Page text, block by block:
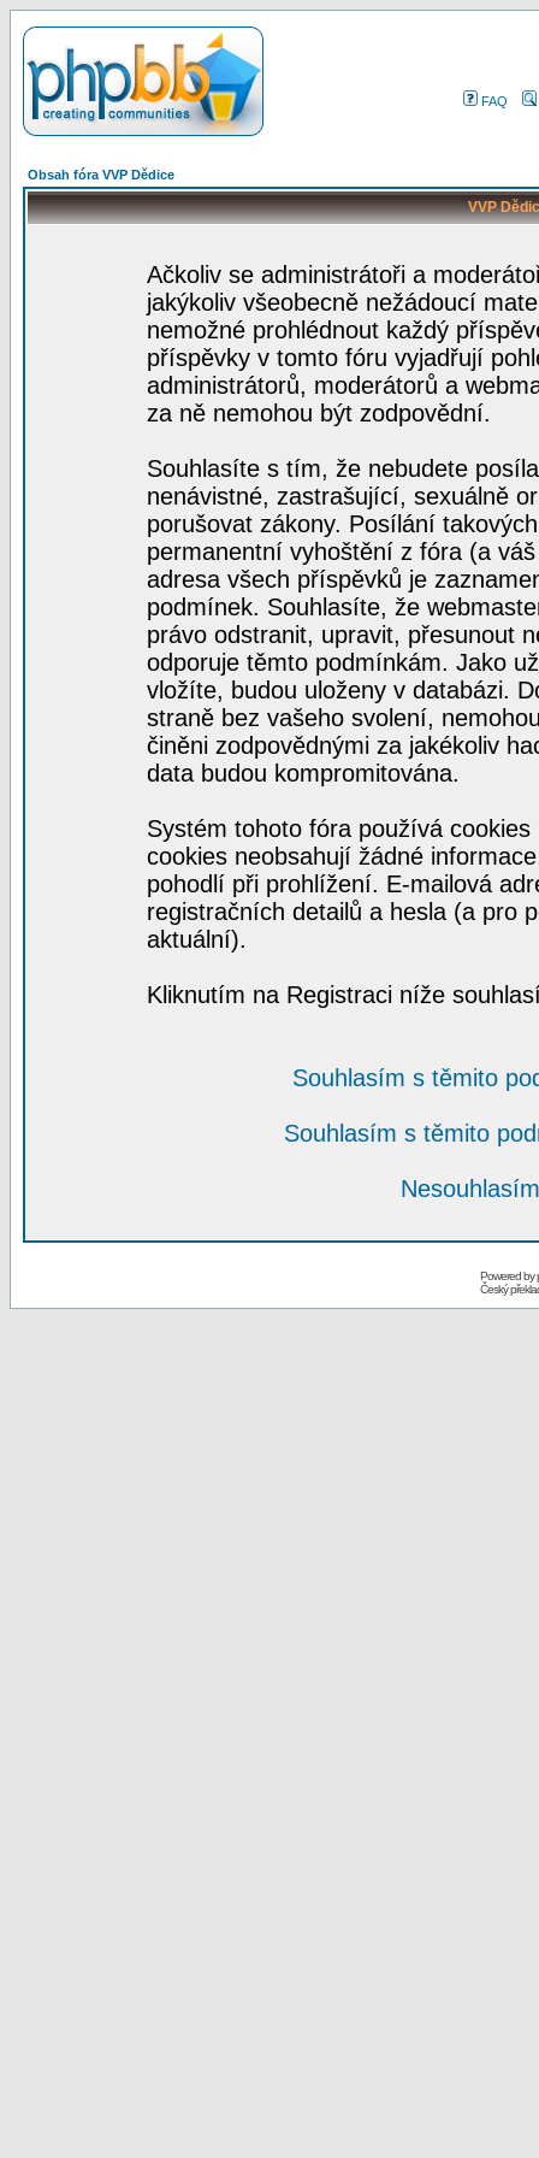
FAQ
Obsah fóra VVP Dědice
VVP
Ačkoliv se administrátoři a
jakýkoliv všeobecně nežádoucí
nemožné prohlédnout každý
příspěvky v tomto fóru vyjadřují
administrátorů, moderátorů a
za ně nemohou být zodpovědní.
Souhlasíte s tím, že nebudete
nenávistné, zastrašující, sexuálně
porušovat zákony. Posílání
permanentní vyhoštění z fóra (a
adresa všech příspěvků je
podmínek. Souhlasíte, že
právo odstranit, upravit, přesunout
odporuje těmto podmínkám. Jako
vložíte, budou uloženy v databázi.
straně bez vašeho svolení,
činěni zodpovědnými za jakékoliv
data budou kompromitována.
Systém tohoto fóra používá
cookies neobsahují žádné
pohodlí při prohlížení. E-mailová
registračních detailů a hesla (a pro
aktuální).
Kliknutím na Registraci níže
Souhlasím s těmito
Souhlasím s těmito
Powered by
Český